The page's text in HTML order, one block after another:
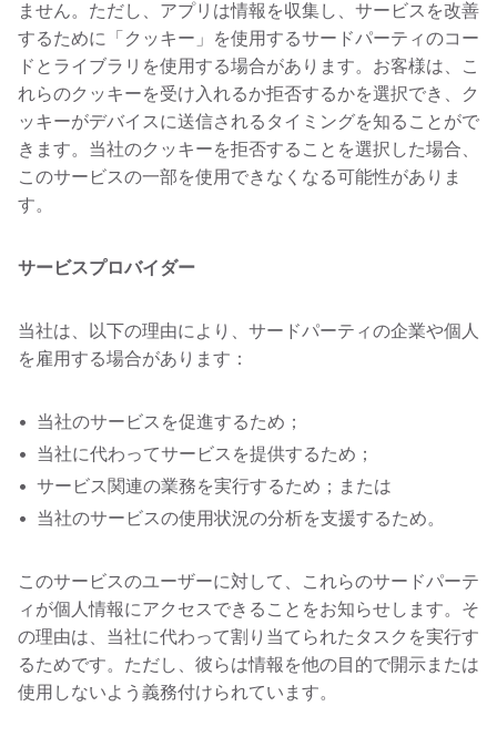
ません。ただし、アプリは情報を収集し、サービスを改善
するために「クッキー」を使用するサードパーティのコー
ドとライブラリを使用する場合があります。お客様は、こ
れらのクッキーを受け入れるか拒否するかを選択でき、ク
ッキーがデバイスに送信されるタイミングを知ることがで
きます。当社のクッキーを拒否することを選択した場合、
このサービスの一部を使用できなくなる可能性がありま
す。
サービスプロバイダー
当社は、以下の理由により、サードパーティの企業や個人
を雇用する場合があります：
当社のサービスを促進するため；
当社に代わってサービスを提供するため；
サービス関連の業務を実行するため；または
当社のサービスの使用状況の分析を支援するため。
このサービスのユーザーに対して、これらのサードパーテ
ィが個人情報にアクセスできることをお知らせします。そ
の理由は、当社に代わって割り当てられたタスクを実行す
るためです。ただし、彼らは情報を他の目的で開示または
使用しないよう義務付けられています。